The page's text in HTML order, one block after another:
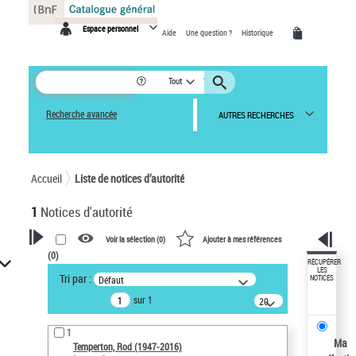
Espace personnel Aide Une question ? Historique
Tout
Recherche avancée AUTRES RECHERCHES
Accueil Liste de notices d’autorité
1 Notices d'autorité
VOTRE RECHERCHE
Recherche avancée dans les
notices d’autorité
Œuvres liées à l'auteur :
Temperton, Rod (1947-2016)
Voir la sélection (0) Ajouter à mes références
(0)
Tri par : Défaut
sur 1
20
résultats/page
1
Temperton, Rod (1947-2016)
RÉCUPÉRER
LES
NOTICES
Ma
Panneau de gestion des cookies